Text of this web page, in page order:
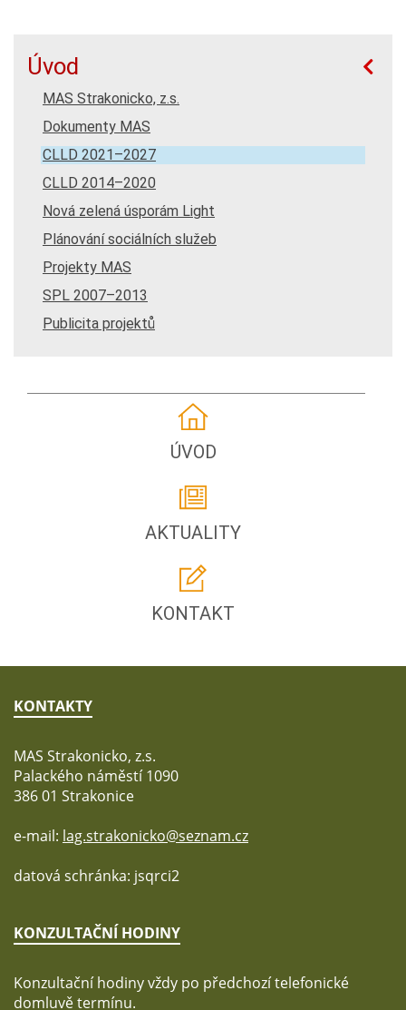
Úvod
MAS Strakonicko, z.s.
Dokumenty MAS
CLLD 2021–2027
CLLD 2014–2020
Nová zelená úsporám Light
Plánování sociálních služeb
Projekty MAS
SPL 2007–2013
Publicita projektů
ÚVOD
AKTUALITY
KONTAKT
KONTAKTY
MAS Strakonicko, z.s.
Palackého náměstí 1090
386 01 Strakonice
e-mail: lag.strakonicko@seznam.cz
datová schránka: jsqrci2
KONZULTAČNÍ HODINY
Konzultační hodiny vždy po předchozí telefonické
domluvě termínu.